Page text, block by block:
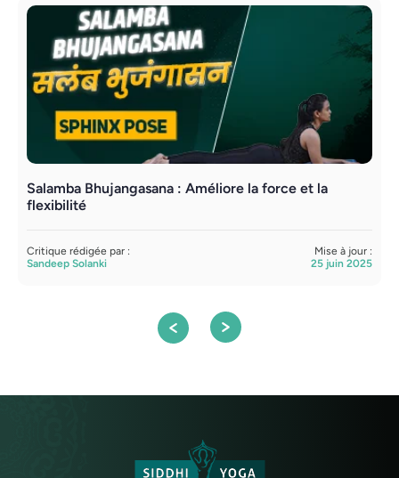
Salamba Bhujangasana : Améliore la force et la
flexibilité
Critique rédigée par :
Sandeep Solanki
Mise à jour :
25 juin 2025